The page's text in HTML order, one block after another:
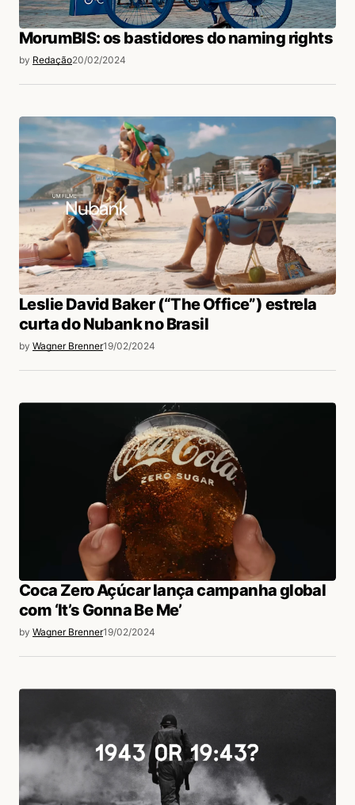
MorumBIS: os bastidores do naming rights
by Redação20/02/2024
Leslie David Baker (“The Office”) estrela
curta do Nubank no Brasil
by Wagner Brenner19/02/2024
Coca Zero Açúcar lança campanha global
com ‘It’s Gonna Be Me’
by Wagner Brenner19/02/2024